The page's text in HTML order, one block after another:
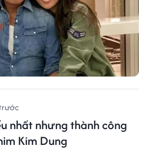
nhất nhưng thành công
Kim Dung